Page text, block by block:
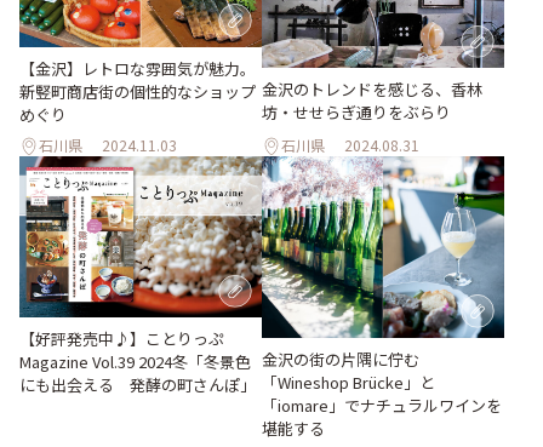
【金沢】レトロな雰囲気が魅力。
新竪町商店街の個性的なショップ
めぐり
石川県 2024.11.03
金沢のトレンドを感じる、香林
坊・せせらぎ通りをぶらり
石川県 2024.08.31
【好評発売中♪】ことりっぷ
Magazine Vol.39 2024冬「冬景色
にも出会える 発酵の町さんぽ」
金沢の街の片隅に佇む
「Wineshop Brücke」と
「iomare」でナチュラルワインを
堪能する